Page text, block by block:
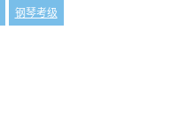
钢琴考级